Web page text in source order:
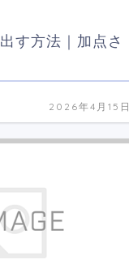
す方法｜加点さ
2026年4月15日